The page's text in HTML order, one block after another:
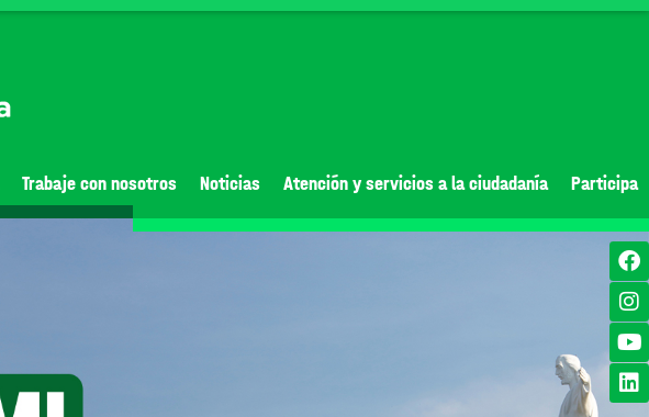
Trabaje con nosotros Noticias Atención y servicios a la ciudadanía Participa